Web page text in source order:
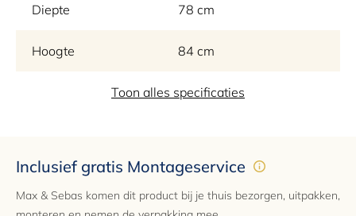
Diepte 78 cm
Hoogte 84 cm
46 cm
Materiaal Stof, Leer
Toon alles specificaties
Inclusief gratis Montageservice
Max & Sebas komen dit product bij je thuis bezorgen, uitpakken,